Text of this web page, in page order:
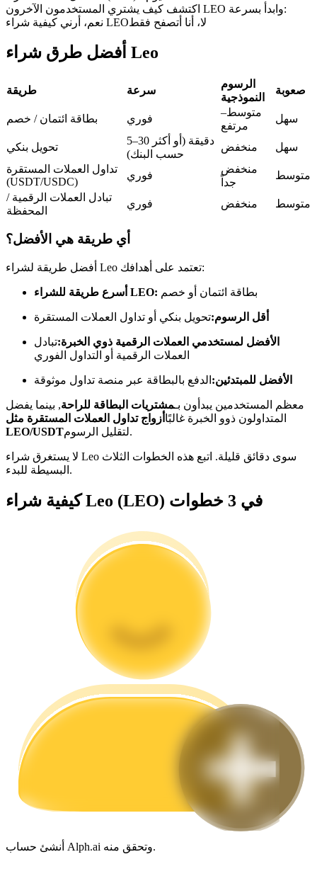
العقود الآجلة USDC
نسخ التداول
كن متداول نسخ
استمتع بتقاسم الأرباح وعمولات نسخ التداول
تحليل البيانات الضخمة بما في ذلك المعلومات التجارية، وما
اكتشف كيف يشتري المستخدمون الآخرون LEO وابدأ بسرعة:
نعم، أرني كيفية شراء LEOلا، أنا أتصفح فقط
أفضل طرق شراء Leo
طريقة سرعة
الرسوم
النموذجية
صعوبة
بطاقة ائتمان / خصم فوري
متوسط–
مرتفع
سهل
تحويل بنكي
5–30 دقيقة (أو أكثر
حسب البنك)
منخفض
سهل
تداول العملات المستقرة
(USDT/USDC)
فوري
منخفض
جداً
متوسط
تبادل العملات الرقمية /
المحفظة
فوري منخفض متوسط
أي طريقة هي الأفضل؟
أفضل طريقة لشراء Leo تعتمد على أهدافك:
أسرع طريقة للشراء LEO: بطاقة ائتمان أو خصم
أقل الرسوم:تحويل بنكي أو تداول العملات المستقرة
الأفضل لمستخدمي العملات الرقمية ذوي الخبرة:تبادل
العملات الرقمية أو التداول الفوري
الأفضل للمبتدئين: الدفع بالبطاقة عبر منصة تداول موثوقة
معظم المستخدمين يبدأون بـمشتريات البطاقة للراحة, بينما يفضل
المتداولون ذوو الخبرة غالبًا أزواج تداول العملات المستقرة مثل
LEO/USDT
لتقليل الرسوم.
لا يستغرق شراء Leo سوى دقائق قليلة. اتبع هذه الخطوات الثلاث
البسيطة للبدء.
كيفية شراء Leo (LEO) في 3 خطوات
أنشئ حساب Alph.ai وتحقق منه.